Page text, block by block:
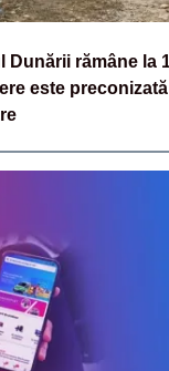
Dunării rămâne la
este